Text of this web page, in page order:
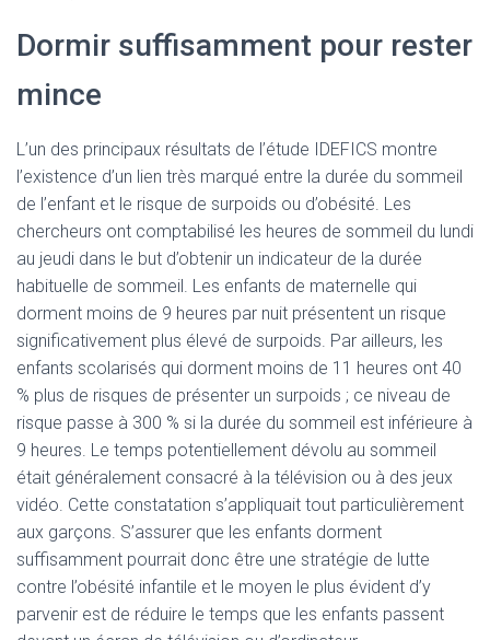
Dormir suffisamment pour rester
mince
L’un des principaux résultats de l’étude IDEFICS montre
l’existence d’un lien très marqué entre la durée du sommeil
de l’enfant et le risque de surpoids ou d’obésité. Les
chercheurs ont comptabilisé les heures de sommeil du lundi
au jeudi dans le but d’obtenir un indicateur de la durée
habituelle de sommeil. Les enfants de maternelle qui
dorment moins de 9 heures par nuit présentent un risque
significativement plus élevé de surpoids. Par ailleurs, les
enfants scolarisés qui dorment moins de 11 heures ont 40
% plus de risques de présenter un surpoids ; ce niveau de
risque passe à 300 % si la durée du sommeil est inférieure à
9 heures. Le temps potentiellement dévolu au sommeil
était généralement consacré à la télévision ou à des jeux
vidéo. Cette constatation s’appliquait tout particulièrement
aux garçons. S’assurer que les enfants dorment
suffisamment pourrait donc être une stratégie de lutte
contre l’obésité infantile et le moyen le plus évident d’y
parvenir est de réduire le temps que les enfants passent